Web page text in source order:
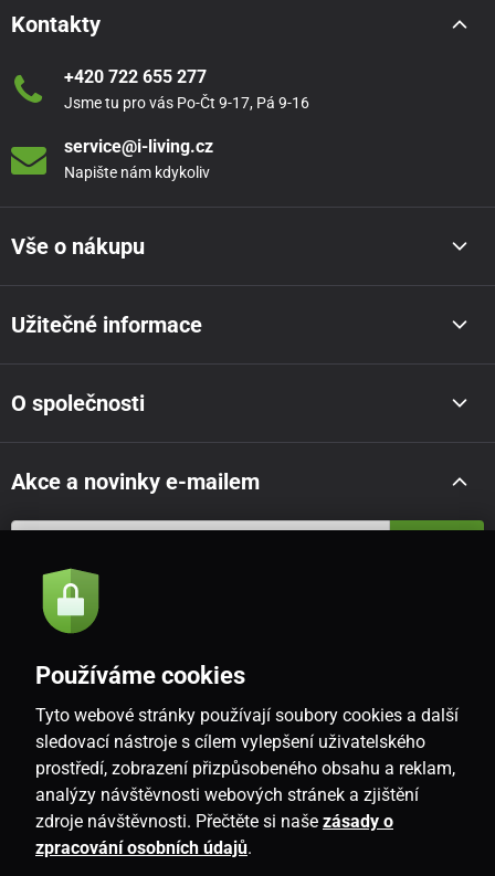
Kontakty
+420 722 655 277
Jsme tu pro vás Po-Čt 9-17, Pá 9-16
service@i-living.cz
Napište nám kdykoliv
Vše o nákupu
Užitečné informace
O společnosti
Akce a novinky e-mailem
Souhlasím se
CZ
Používáme cookies
Tyto webové stránky používají soubory cookies a další
sledovací nástroje s cílem vylepšení uživatelského
prostředí, zobrazení přizpůsobeného obsahu a reklam,
analýzy návštěvnosti webových stránek a zjištění
zdroje návštěvnosti. Přečtěte si naše zásady o
zpracování osobních údajů.